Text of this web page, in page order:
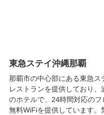
東急ステイ沖縄那覇
那覇市の中心部にある東急ス
レストランを提供しており
のホテルで、24時間対応のフ
無料WiFiを提供しています